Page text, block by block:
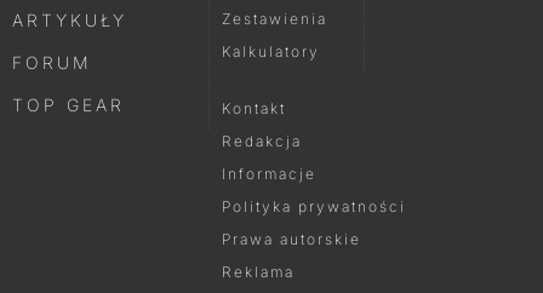
ARTYKUŁY
FORUM
TOP GEAR
Zestawienia
Kalkulatory
Kontakt
Redakcja
Informacje
Polityka prywatności
Prawa autorskie
Reklama